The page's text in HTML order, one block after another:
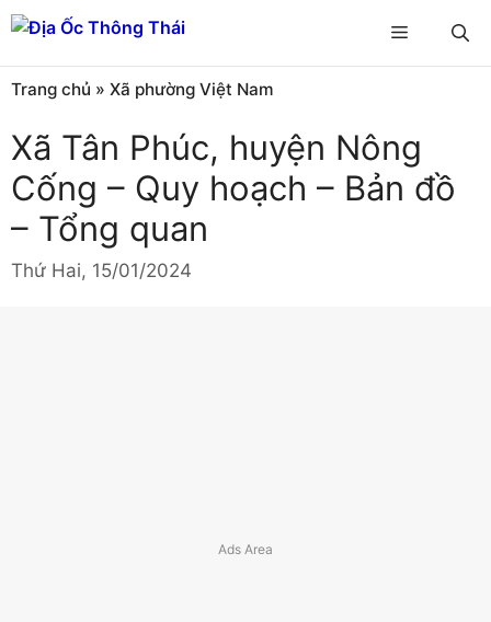
Chuyển
đến
nội
dung
Menu
Trang chủ » Xã phường Việt Nam
Xã Tân Phúc, huyện Nông
Cống – Quy hoạch – Bản đồ
– Tổng quan
Thứ Hai, 15/01/2024